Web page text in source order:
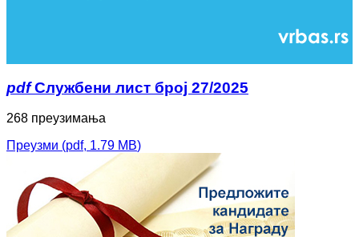
pdf Службени лист број 27/2025
268 преузимања
Преузми (pdf, 1.79 MB)